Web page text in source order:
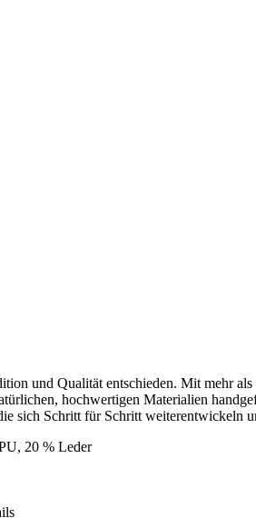
und Qualität entschieden. Mit mehr
hochwertigen Materialien
sich Schritt für Schritt weiterentwickeln
20 % Leder